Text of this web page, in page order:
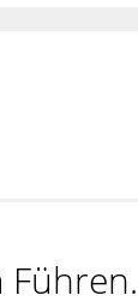
Führen.